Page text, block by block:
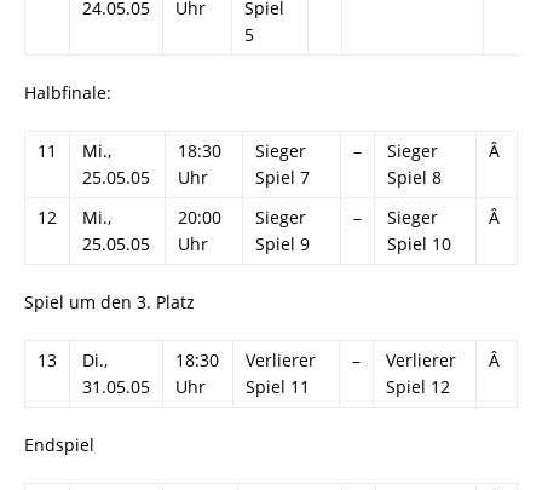
24.05.05
Uhr
Spiel
5
Halbfinale:
11
Mi.,
25.05.05
18:30
Uhr
Sieger
Spiel 7
–
Sieger
Spiel 8
Â
12
Mi.,
25.05.05
20:00
Uhr
Sieger
Spiel 9
–
Sieger
Spiel 10
Â
Spiel um den 3. Platz
13
Di.,
31.05.05
18:30
Uhr
Verlierer
Spiel 11
–
Verlierer
Spiel 12
Â
Endspiel